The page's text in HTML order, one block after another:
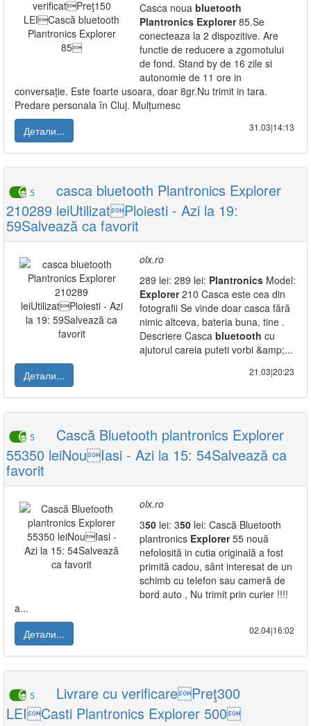
Casca noua bluetooth
Plantronics Explorer85.Se
conecteaza la 2 dispozitive. Are
functie de reducere a zgomotului
de fond. Stand by de 16 zile si
autonomie de 11 ore in
conversație. Este foarte usoara, doar 8gr.Nu trimit in tara.
Predare personala în Cluj. Mulțumesc
Детали...
31.03|14:13
5
casca bluetooth Plantronics Explorer
210289 leiUtilizatPloiesti - Azi la 19:
59Salvează ca favorit
olx.ro
289 lei: 289 lei: Plantronics Model:
Explorer210 Casca este cea din
fotografii Se vinde doar casca fără
nimic altceva, bateria buna, tine .
Descriere Casca bluetooth cu
ajutorul careia puteti vorbi &amp;...
Детали...
21.03|20:23
5
Cască Bluetooth plantronics Explorer
55350 leiNouIasi - Azi la 15: 54Salvează ca
favorit
olx.ro
350 lei: 350 lei: Cască Bluetooth
plantronics Explorer55 nouă
nefolosită in cutia originală a fost
primită cadou, sânt interesat de un
schimb cu telefon sau cameră de
bord auto , Nu trimit prin curier !!!!
a...
Детали...
02.04|16:02
5
Livrare cu verificarePreţ300
LEICasti Plantronics Explorer 500